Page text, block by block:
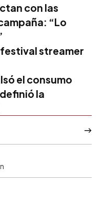
con las
“Lo
streamer
el consumo
la